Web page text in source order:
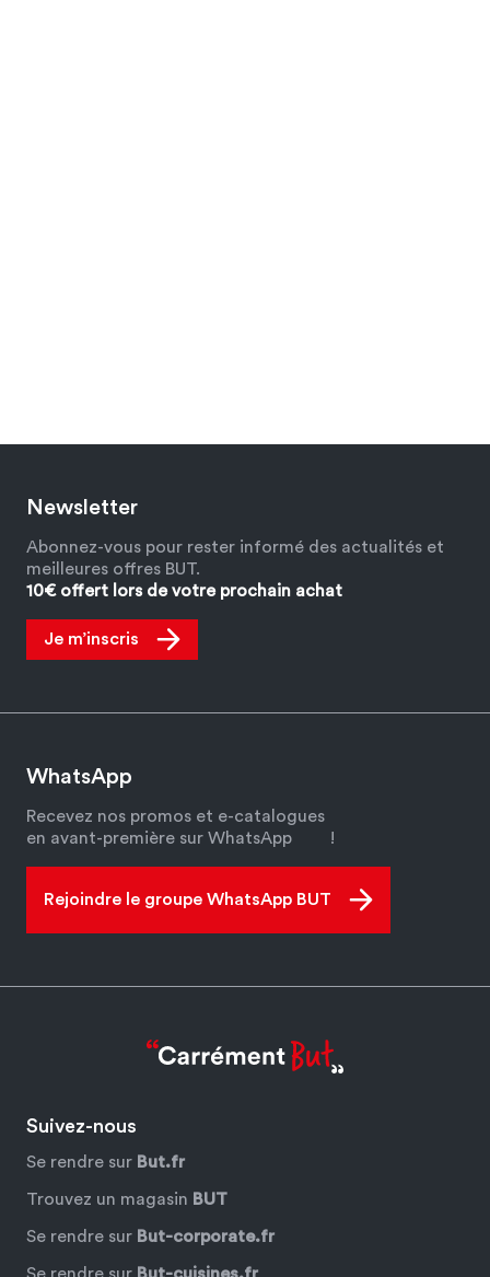
Newsletter
Abonnez-vous pour rester informé des actualités et
meilleures offres BUT.
10€ offert lors de votre prochain achat
Je m’inscris
WhatsApp
Recevez nos promos et e-catalogues
en avant-première sur WhatsApp
!
Rejoindre le groupe WhatsApp BUT
Suivez-nous
Se rendre sur But.fr
Trouvez un magasin BUT
Se rendre sur But-corporate.fr